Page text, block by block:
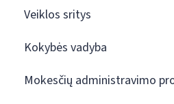
Veiklos sritys
Kokybės vadyba
Mokesčių administravimo